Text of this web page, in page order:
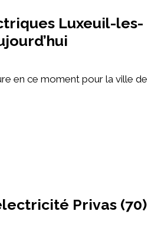
Luxeuil-les-
en ce moment pour la ville de
Privas (70)